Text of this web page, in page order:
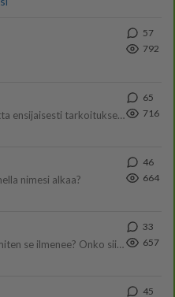
57
792
Tutustutaan, fyysistä kontaktia, mutta ensijaisesti tarkoituksena ei ole aloittaa mitään virallista tai rikkoa mitään? E
65
716
nimesi alkaa?
46
664
Onko välillänne suuri vetovoima ja miten se ilmenee? Onko siitä haittaa?
33
657
45